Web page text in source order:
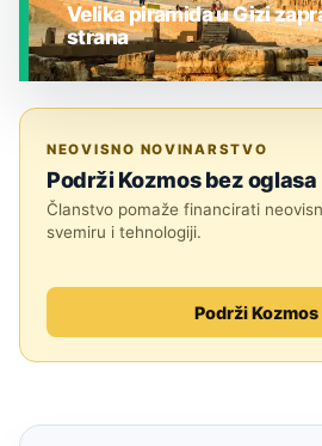
Velika piramida u Gizi
strana
NEOVISNO NOVINARSTVO
Podrži Kozmos bez oglasa
Članstvo pomaže financirati
svemiru i tehnologiji.
Podrži Kozmos